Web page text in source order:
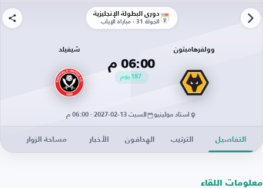
دوري البطولة الإنجليزية
الجولة 31 - مباراة الإياب
وولفرهامبتون
06:00 م
187 يوم
شيفيلد
استاد مولينيو السبت 13-02-2027 · 06:00 م
التفاصيل الترتيب الهدافون الأخبار مساحة الزوار
معلومات اللقاء